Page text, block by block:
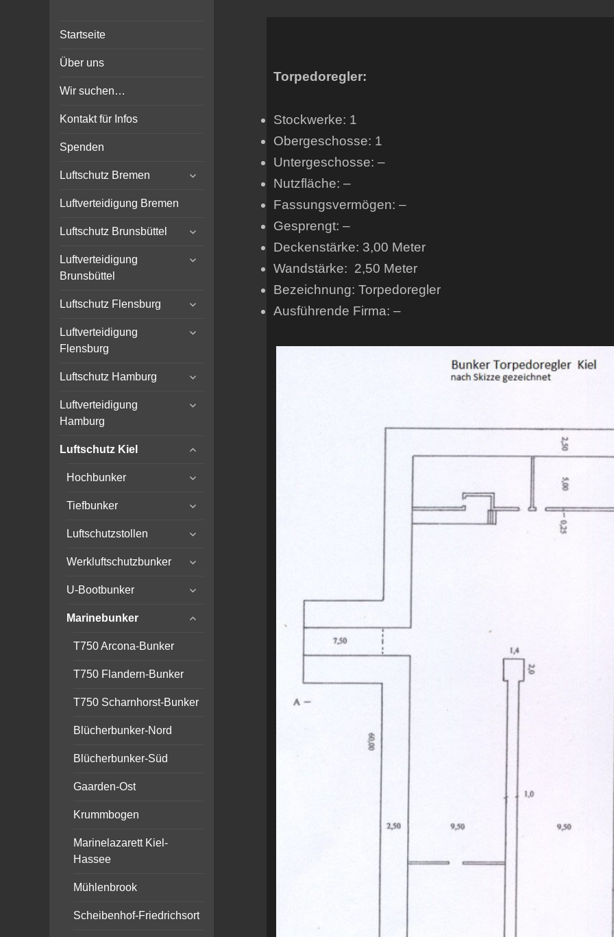
Bunker-Kiel.com
Wilhelmshaven Flensburg
Rendsburg Luftschutz Stollen
Startseite
Über uns
Wir suchen…
Kontakt für Infos
Spenden
Luftschutz Bremen
expand
Luftverteidigung Bremen
Luftschutz Brunsbüttel
expand
menu
Luftverteidigung
Brunsbüttel
expand
Luftschutz Flensburg
expand
menu
Luftverteidigung
Flensburg
expand
Luftschutz Hamburg
expand
menu
Luftverteidigung
Hamburg
expand
Luftschutz Kiel
expand
menu
Hochbunker
expand
menu
Tiefbunker
expand
menu
Luftschutzstollen
expand
menu
Werkluftschutzbunker
expand
menu
U-Bootbunker
expand
menu
Marinebunker
expand
T750 Arcona-Bunker
T750 Flandern-Bunker
T750 Scharnhorst-Bunker
Blücherbunker-Nord
Blücherbunker-Süd
Gaarden-Ost
Krummbogen
Marinelazarett Kiel-
Hassee
Mühlenbrook
Scheibenhof-Friedrichsort
Torpedoregler:
Stockwerke: 1
Obergeschosse: 1
Untergeschosse: –
Nutzfläche: –
Fassungsvermögen: –
Gesprengt: –
Deckenstärke: 3,00 Meter
Wandstärke: 2,50 Meter
Bezeichnung: Torpedoregler
Ausführende Firma: –